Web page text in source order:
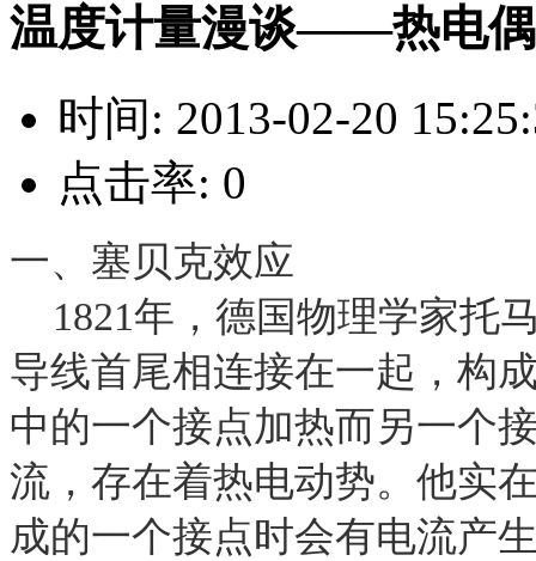
温度计量漫谈——热电偶
时间: 2013-02-20
点击率: 0
一、塞贝克效应
1821年，德国物理学家托
导线首尾相连接在一起，构
中的一个接点加热而另一个
流，存在着热电动势。他实
成的一个接点时会有电流产